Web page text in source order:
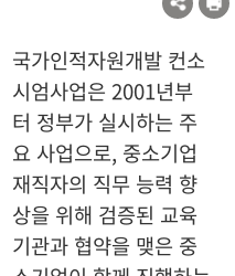
국가인적자원개발 컨소
시엄사업은 2001년부
터 정부가 실시하는 주
요 사업으로, 중소기업
재직자의 직무 능력 향
상을 위해 검증된 교육
기관과 협약을 맺은 중